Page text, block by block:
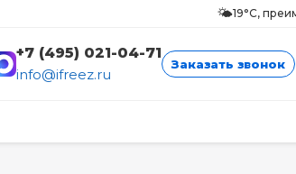
🌤️19°C,
+7 (495) 021-04-71
info@ifreez.ru
Заказать звонок